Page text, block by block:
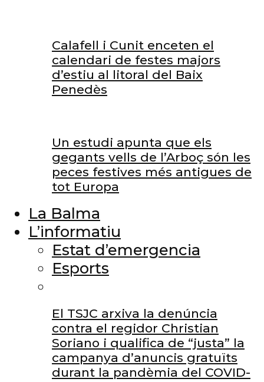
Calafell i Cunit enceten el
calendari de festes majors
d’estiu al litoral del Baix
Penedès
Un estudi apunta que els
gegants vells de l’Arboç són les
peces festives més antigues de
tot Europa
La Balma
L’informatiu
Estat d’emergencia
Esports
El TSJC arxiva la denúncia
contra el regidor Christian
Soriano i qualifica de “justa” la
campanya d’anuncis gratuïts
durant la pandèmia del COVID-